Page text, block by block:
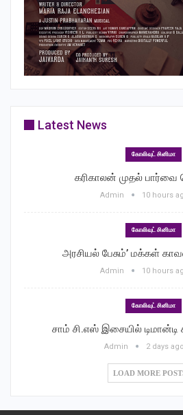
Latest News
கோலிவுட் சினிமா
கரிகாலன் முதல் பார்வை
Admin 10 hours
கோலிவுட் சினிமா
அரசியல் பேசும்’ மக்கள்
Admin 10 hours
கோலிவுட் சினிமா
சாம் சி.எஸ் இசையில் டிமான்டி
Admin 2 days ago
LOAD MORE